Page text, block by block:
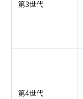
第3世代
第4世代